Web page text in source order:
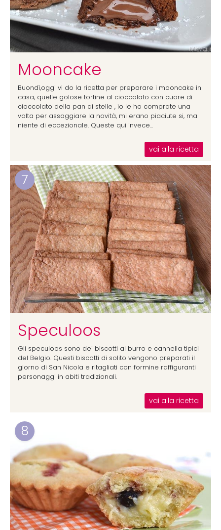
Mooncake
Buondì,oggi vi do la ricetta per preparare i mooncake in
casa, quelle golose tortine al cioccolato con cuore di
cioccolato della pan di stelle , io le ho comprate una
volta per assaggiare la novità, mi erano piaciute si, ma
niente di eccezionale. Queste qui invece...
vai alla ricetta
7
Speculoos
Gli speculoos sono dei biscotti al burro e cannella tipici
del Belgio. Questi biscotti di solito vengono preparati il
giorno di San Nicola e ritagliati con formine raffiguranti
personaggi in abiti tradizionali.
vai alla ricetta
8